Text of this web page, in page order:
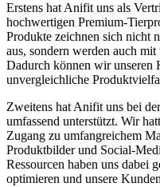
Erstens hat Anifit​ uns als
hochwertigen Premium-
Produkte zeichnen sich nicht
aus, sondern werden auch‌
Dadurch können wir unseren
unvergleichliche
Zweitens hat Anifit uns‌ bei⁢
umfassend ‌unterstützt. Wir
Zugang zu umfangreichem
Produktbilder und Social-
Ressourcen⁢ haben uns dabei
optimieren und unsere